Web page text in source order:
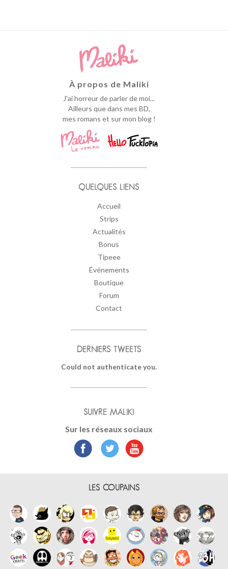
À propos de Maliki
J'ai horreur de parler de moi...
Ailleurs que dans mes BD,
mes romans et sur mon blog !
QUELQUES LIENS
Accueil
Strips
Actualités
Bonus
Tipeee
Événements
Boutique
Forum
Contact
DERNIERS TWEETS
Could not authenticate you.
SUIVRE MALIKI
Sur les réseaux sociaux
LES COUPAINS